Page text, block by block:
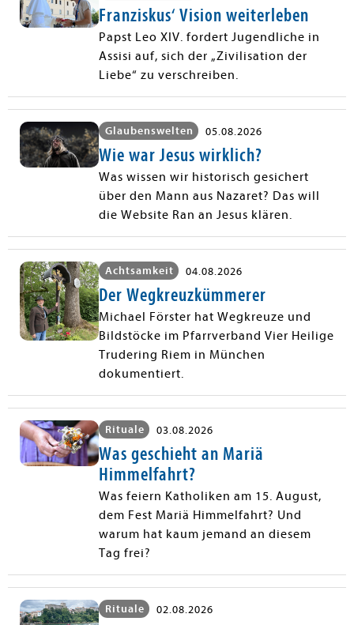
Franziskus‘ Vision weiterleben
Papst Leo XIV. fordert Jugendliche in
Assisi auf, sich der „Zivilisation der
Liebe“ zu verschreiben.
Glaubenswelten 05.08.2026
Wie war Jesus wirklich?
Was wissen wir historisch gesichert
über den Mann aus Nazaret? Das will
die Website Ran an Jesus klären.
Achtsamkeit 04.08.2026
Der Wegkreuzkümmerer
Michael Förster hat Wegkreuze und
Bildstöcke im Pfarrverband Vier Heilige
Trudering Riem in München
dokumentiert.
Rituale 03.08.2026
Was geschieht an Mariä
Himmelfahrt?
Was feiern Katholiken am 15. August,
dem Fest Mariä Himmelfahrt? Und
warum hat kaum jemand an diesem
Tag frei?
Rituale 02.08.2026